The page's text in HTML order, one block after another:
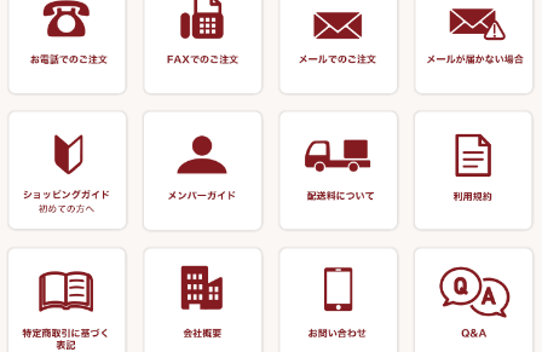
替網・仕付糸
玉置（高級品）
万力付お膳・うどん皿
先受・メスネジ・その他
ハサミ
釣台 釣宝・その他
偏光サングラス
小物ケース・保護ケース
防寒コーナー
リサイクル 竹竿（深山）
リサイクル 浮子
リサイクル 玉網・玉置・フラ
リサイクル 浮子箱・浮子筒・
アウトレット商品